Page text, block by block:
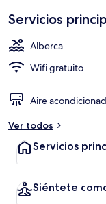
Servicios
Alberca
Wifi gratuito
Aire
Ver todos
Servicios
Siéntete